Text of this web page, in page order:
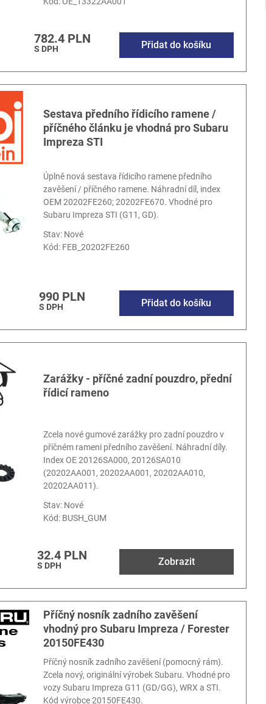
782.4 PLN
S DPH Přidat do košíku
Sestava předního řídicího ramene /
příčného článku je vhodná pro Subaru
Impreza STI
Úplně nová sestava řídicího ramene předního
zavěšení / příčného ramene. Náhradní díl, index
OEM 20202FE260; 20202FE670. Vhodné pro
Subaru Impreza STI (G11, GD).
Stav: Nové
Kód: FEB_20202FE260
990 PLN
S DPH Přidat do košíku
Zarážky - příčné zadní pouzdro, přední
řídicí rameno
Zcela nové gumové zarážky pro zadní pouzdro v
příčném rameni předního zavěšení. Náhradní díly.
Index OE 20126SA000, 20126SA010
(20202AA001, 20202AA001, 20202AA010,
20202AA011).
Stav: Nové
Kód: BUSH_GUM
32.4 PLN
S DPH Zobrazit
Příčný nosník zadního zavěšení
vhodný pro Subaru Impreza / Forester
20150FE430
Příčný nosník zadního zavěšení (pomocný rám).
Zcela nový, originální výrobek Subaru. Vhodné pro
vozy Subaru Impreza G11 (GD/GG), WRX a STI.
Kód výrobce 20150FE430.